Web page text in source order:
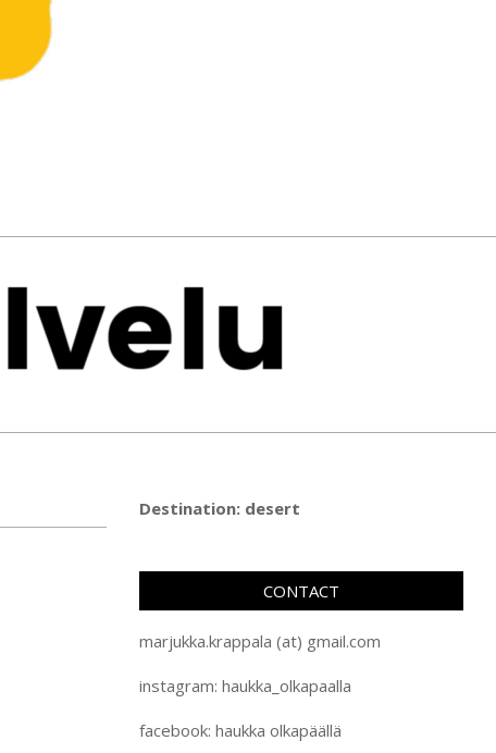
Destination: desert
CONTACT
marjukka.krappala (at) gmail.com
instagram: haukka_olkapaalla
facebook: haukka olkapäällä